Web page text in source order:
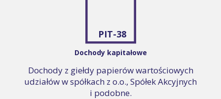
PIT-38
Dochody kapitałowe
Dochody z giełdy papierów wartościowych
udziałów w spółkach z o.o., Spółek Akcyjnych
i podobne.